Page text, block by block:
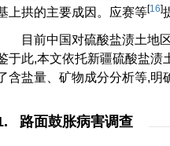
上拱的主要成因。应赛等[16]
目前中国对硫酸盐渍土地
于此,本文依托新疆硫酸盐渍
含盐量、矿物成分分析等,明
路面鼓胀病害调查